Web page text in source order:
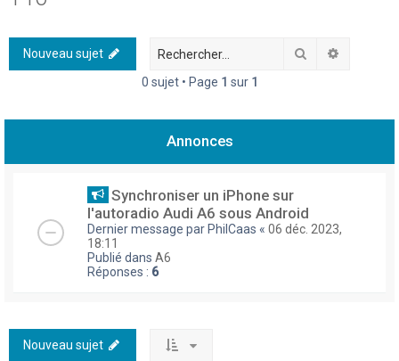
h
r
Nouveau sujet Rechercher
0 sujet • Page 1 sur 1
Annonces
Synchroniser un iPhone sur
l'autoradio Audi A6 sous Android
Dernier message par PhilCaas « 06 déc. 2023,
18:11
Publié dans A6
Réponses : 6
Nouveau sujet